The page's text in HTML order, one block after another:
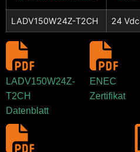
LADV150W24Z-T2CH 24 Vdc
LADV150W24Z-
T2CH
Datenblatt
ENEC
Zertifikat